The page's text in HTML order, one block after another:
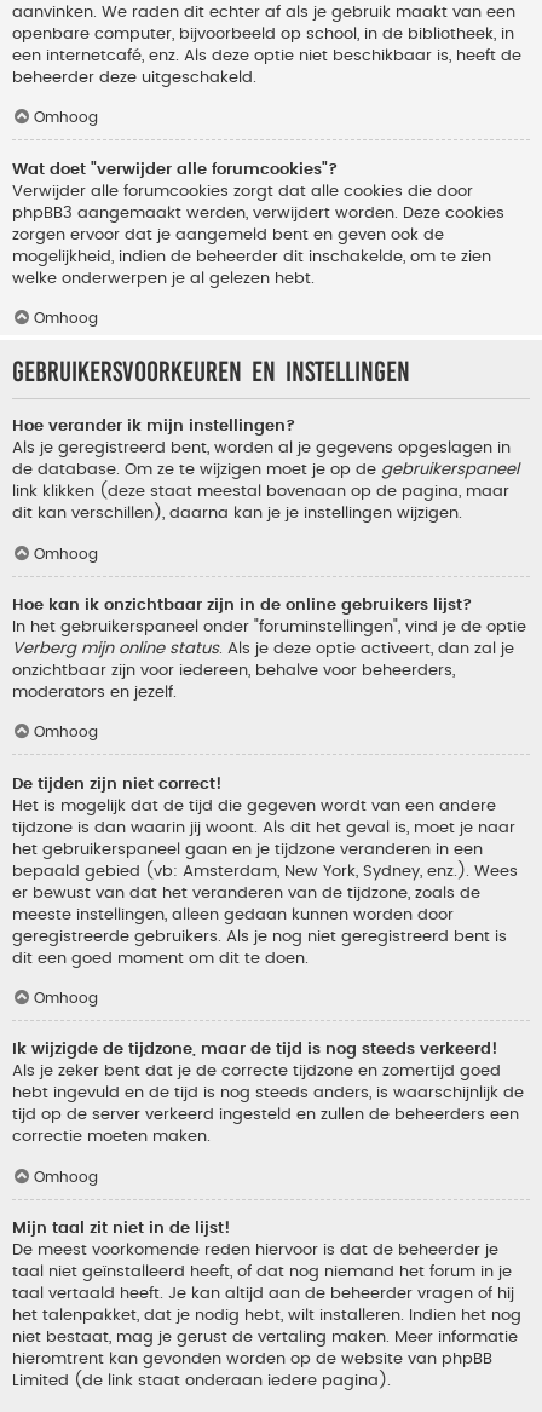
aanvinken. We raden dit echter af als je gebruik maakt van een
openbare computer, bijvoorbeeld op school, in de bibliotheek, in
een internetcafé, enz. Als deze optie niet beschikbaar is, heeft de
beheerder deze uitgeschakeld.
Omhoog
Wat doet "verwijder alle forumcookies"?
Verwijder alle forumcookies zorgt dat alle cookies die door
phpBB3 aangemaakt werden, verwijdert worden. Deze cookies
zorgen ervoor dat je aangemeld bent en geven ook de
mogelijkheid, indien de beheerder dit inschakelde, om te zien
welke onderwerpen je al gelezen hebt.
Omhoog
Gebruikersvoorkeuren en instellingen
Hoe verander ik mijn instellingen?
Als je geregistreerd bent, worden al je gegevens opgeslagen in
de database. Om ze te wijzigen moet je op de gebruikerspaneel
link klikken (deze staat meestal bovenaan op de pagina, maar
dit kan verschillen), daarna kan je je instellingen wijzigen.
Omhoog
Hoe kan ik onzichtbaar zijn in de online gebruikers lijst?
In het gebruikerspaneel onder "foruminstellingen", vind je de optie
Verberg mijn online status. Als je deze optie activeert, dan zal je
onzichtbaar zijn voor iedereen, behalve voor beheerders,
moderators en jezelf.
Omhoog
De tijden zijn niet correct!
Het is mogelijk dat de tijd die gegeven wordt van een andere
tijdzone is dan waarin jij woont. Als dit het geval is, moet je naar
het gebruikerspaneel gaan en je tijdzone veranderen in een
bepaald gebied (vb: Amsterdam, New York, Sydney, enz.). Wees
er bewust van dat het veranderen van de tijdzone, zoals de
meeste instellingen, alleen gedaan kunnen worden door
geregistreerde gebruikers. Als je nog niet geregistreerd bent is
dit een goed moment om dit te doen.
Omhoog
Ik wijzigde de tijdzone, maar de tijd is nog steeds verkeerd!
Als je zeker bent dat je de correcte tijdzone en zomertijd goed
hebt ingevuld en de tijd is nog steeds anders, is waarschijnlijk de
tijd op de server verkeerd ingesteld en zullen de beheerders een
correctie moeten maken.
Omhoog
Mijn taal zit niet in de lijst!
De meest voorkomende reden hiervoor is dat de beheerder je
taal niet geïnstalleerd heeft, of dat nog niemand het forum in je
taal vertaald heeft. Je kan altijd aan de beheerder vragen of hij
het talenpakket, dat je nodig hebt, wilt installeren. Indien het nog
niet bestaat, mag je gerust de vertaling maken. Meer informatie
hieromtrent kan gevonden worden op de website van phpBB
Limited (de link staat onderaan iedere pagina).